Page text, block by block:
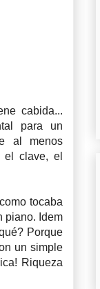
cabida...
para un
al menos
el clave, el
tocaba
piano. Idem
Porque
un simple
Riqueza